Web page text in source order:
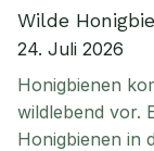
Wilde
24. Juli 2026
Honigbienen
wildlebend vor.
Honigbienen in